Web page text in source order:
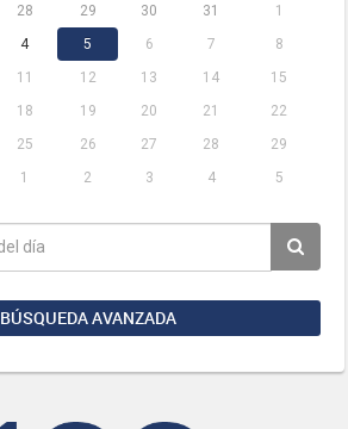
28 29 30 31
1
4 5 6 7
8
11 12 13 14
15
18 19 20 21
22
25 26 27 28
29
1 2 3 4 5
BÚSQUEDA AVANZADA